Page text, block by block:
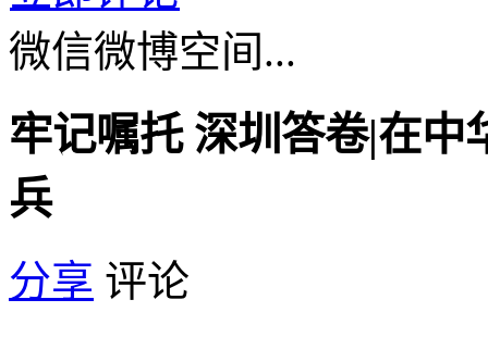
微信微博空间...
牢记嘱托 深圳答卷|在中
兵
分享 评论